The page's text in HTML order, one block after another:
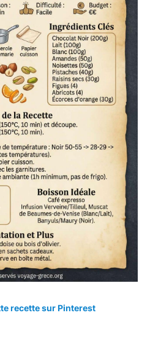
recette sur Pinterest